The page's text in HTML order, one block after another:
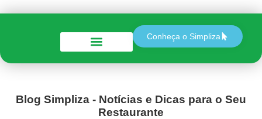
Conheça o Simpliza
Blog Simpliza - Notícias e Dicas para o Seu
Restaurante